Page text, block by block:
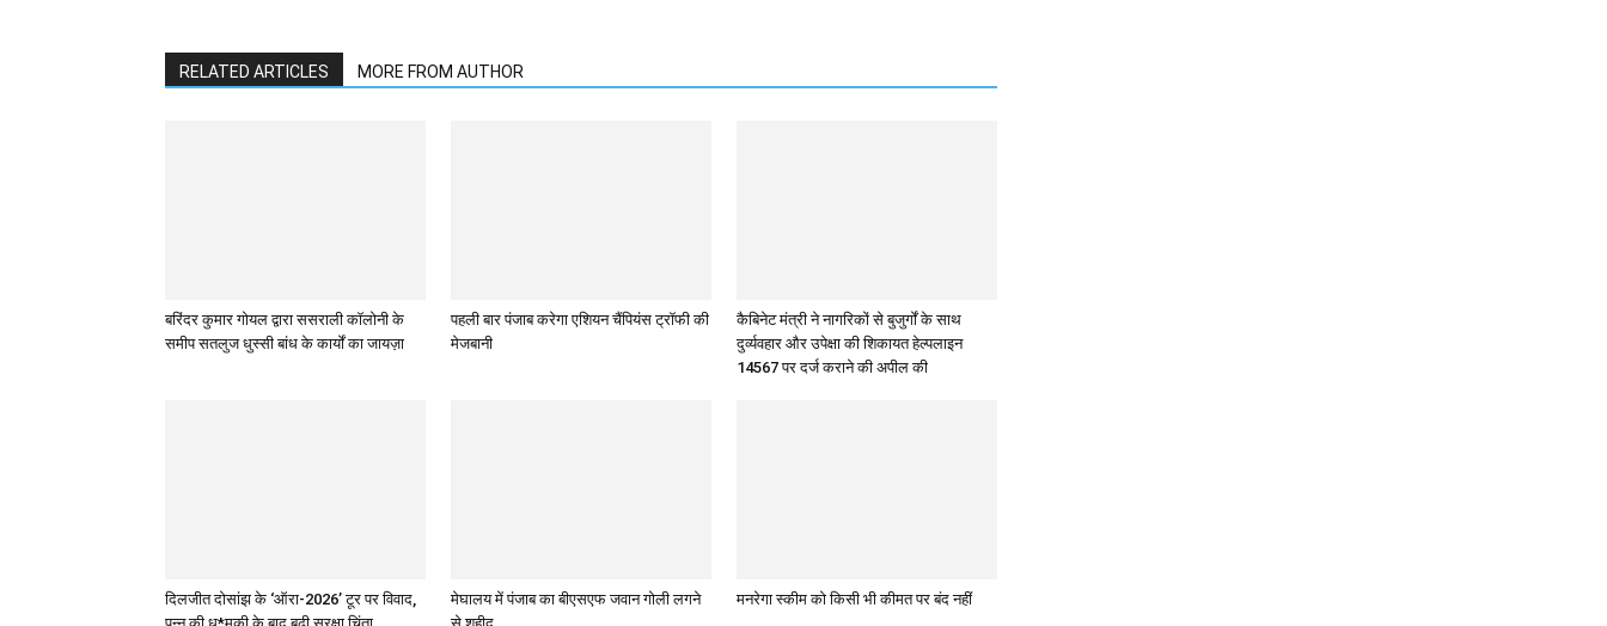
RELATED ARTICLES MORE FROM AUTHOR
बरिंदर कुमार गोयल द्वारा ससराली कॉलोनी के
समीप सतलुज धुस्सी बांध के कार्यों का जायज़ा
पहली बार पंजाब करेगा एशियन चैंपियंस ट्रॉफी की
मेजबानी
कैबिनेट मंत्री ने नागरिकों से बुजुर्गों के साथ
दुर्व्यवहार और उपेक्षा की शिकायत हेल्पलाइन
14567 पर दर्ज कराने की अपील की
दिलजीत दोसांझ के ‘ऑरा-2026’ टूर पर विवाद,
मेघालय में पंजाब का बीएसएफ जवान गोली लगने
मनरेगा स्कीम को किसी भी कीमत पर बंद नहीं